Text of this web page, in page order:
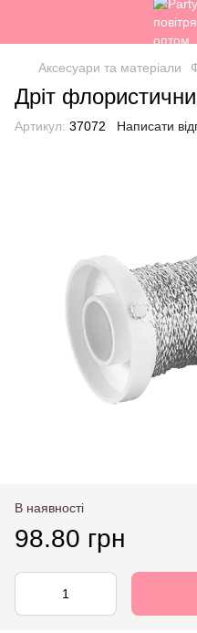
Аксесуари та матеріали
Дріт
Артикул: 37072 Написати
В наявності
98.80 грн